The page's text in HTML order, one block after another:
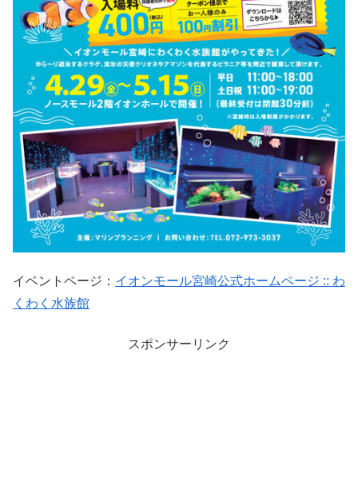
イベントページ： イオンモール宮崎公式ホームページ :: わ
くわく水族館
スポンサーリンク